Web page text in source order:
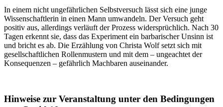
In einem nicht ungefährlichen Selbstversuch lässt sich eine junge
Wissenschaftlerin in einen Mann umwandeln. Der Versuch geht
positiv aus, allerdings verläuft der Prozess widersprüchlich. Nach 30
Tagen erkennt sie, dass das Experiment ein barbarischer Unsinn ist
und bricht es ab. Die Erzählung von Christa Wolf setzt sich mit
gesellschaftlichen Rollenmustern und mit dem – ungeachtet der
Konsequenzen – gefährlich Machbaren auseinander.
Hinweise zur Veranstaltung unter den Bedingungen